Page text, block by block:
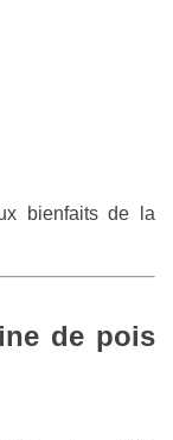
bienfaits de la
de pois